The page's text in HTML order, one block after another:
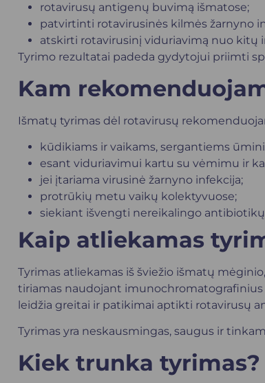
rotavirusų antigenų buvimą išmatose;
patvirtinti rotavirusinės kilmės žarnyno
atskirti rotavirusinį viduriavimą nuo kitų
Tyrimo rezultatai padeda gydytojui priimti
Kam
Išmatų tyrimas dėl rotavirusų
kūdikiams ir vaikams, sergantiems
esant viduriavimui kartu su vėmimu ir
jei įtariama virusinė žarnyno infekcija;
protrūkių metu vaikų kolektyvuose;
siekiant išvengti nereikalingo
Kaip atliekamas
Tyrimas atliekamas iš šviežio išmatų
tiriamas naudojant
leidžia greitai ir patikimai aptikti rotavirusų
Tyrimas yra neskausmingas, saugus ir
Kiek trunka tyrimas?